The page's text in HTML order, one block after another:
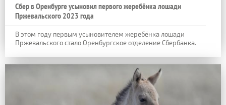
Сбер в Оренбурге усыновил первого жеребёнка лошади
Пржевальского 2023 года
В этом году первым усыновителем жеребёнка лошади
Пржевальского стало Оренбургское отделение Сбербанка.